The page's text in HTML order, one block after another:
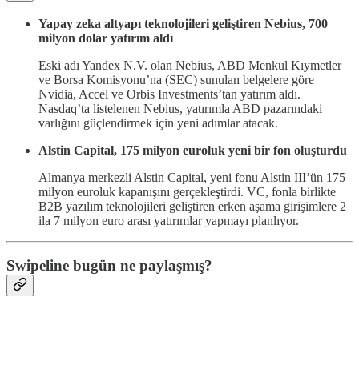
Yapay zeka altyapı teknolojileri geliştiren Nebius, 700
milyon dolar yatırım aldı
Eski adı Yandex N.V. olan Nebius, ABD Menkul Kıymetler
ve Borsa Komisyonu’na (SEC) sunulan belgelere göre
Nvidia, Accel ve Orbis Investments’tan yatırım aldı.
Nasdaq’ta listelenen Nebius, yatırımla ABD pazarındaki
varlığını güçlendirmek için yeni adımlar atacak.
Alstin Capital, 175 milyon euroluk yeni bir fon oluşturdu
Almanya merkezli Alstin Capital, yeni fonu Alstin III’ün 175
milyon euroluk kapanışını gerçekleştirdi. VC, fonla birlikte
B2B yazılım teknolojileri geliştiren erken aşama girişimlere 2
ila 7 milyon euro arası yatırımlar yapmayı planlıyor.
Swipeline bugün ne paylaşmış?